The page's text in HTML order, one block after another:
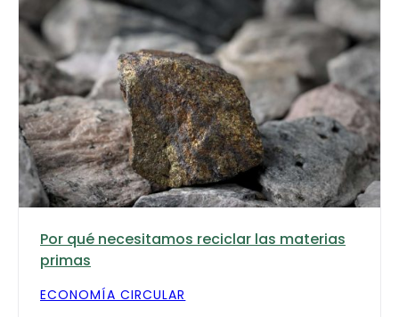
Por qué necesitamos reciclar las materias
primas
ECONOMÍA CIRCULAR